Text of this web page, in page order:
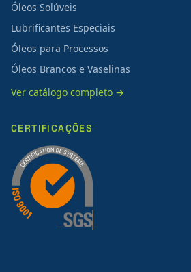
Óleos Solúveis
Lubrificantes Especiais
Óleos para Processos
Óleos Brancos e Vaselinas
Ver catálogo completo →
CERTIFICAÇÕES